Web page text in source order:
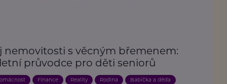
nemovitosti s věcným břemenem:
průvodce pro děti seniorů
Finance Reality Rodina Babička a děda